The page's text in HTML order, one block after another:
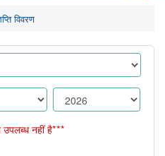
विवरण
उपलब्ध नहीं है***